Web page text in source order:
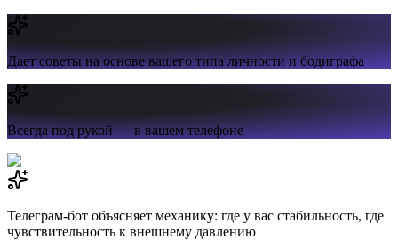
Дает советы на основе вашего типа личности и бодиграфа
Всегда под рукой —в вашем телефоне
Телеграм-бот объясняет механику: где у вас стабильность, где
чувствительность к внешнему давлению